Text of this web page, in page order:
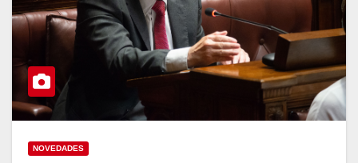
NOVEDADES